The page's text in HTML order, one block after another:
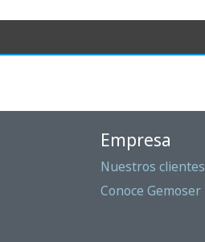
Empresa
Nuestros clientes
Conoce Gemoser